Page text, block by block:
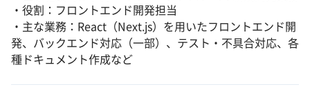
・役割：フロントエンド開発担当
・主な業務：React（Next.js）を用いたフロントエンド開
発、バックエンド対応（一部）、テスト・不具合対応、各
種ドキュメント作成など